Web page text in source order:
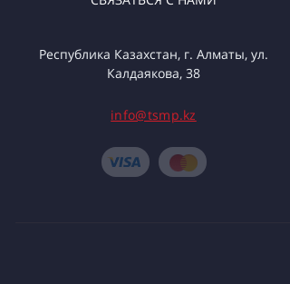
Республика Казахстан, г. Алматы, ул.
Калдаякова, 38
info@tsmp.kz